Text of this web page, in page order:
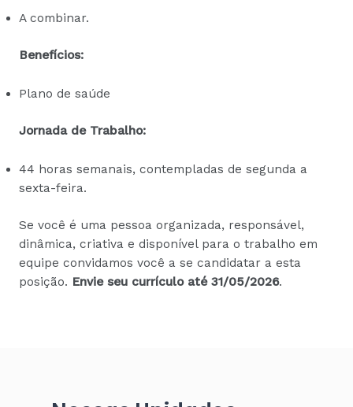
A combinar.
Benefícios:
Plano de saúde
Jornada de Trabalho:
44 horas semanais, contempladas de segunda a
sexta-feira.
Se você é uma pessoa organizada, responsável,
dinâmica, criativa e disponível para o trabalho em
equipe convidamos você a se candidatar a esta
posição. Envie seu currículo até 31/05/2026.